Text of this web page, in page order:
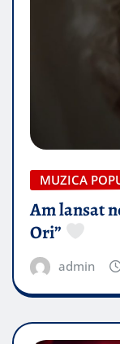
MUZICA
Am lansat
Ori”
admin